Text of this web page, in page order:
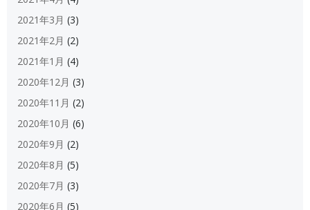
2021年3月 (3)
2021年2月 (2)
2021年1月 (4)
2020年12月 (3)
2020年11月 (2)
2020年10月 (6)
2020年9月 (2)
2020年8月 (5)
2020年7月 (3)
2020年6月 (5)